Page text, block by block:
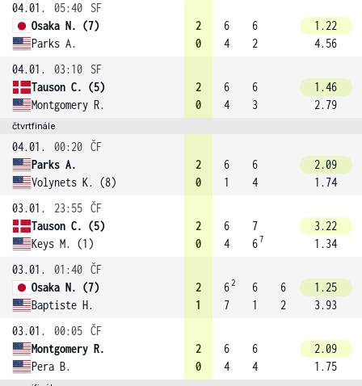
04.01. 05:40
SF
Osaka N. (7)
Parks A.
2
0
6
4
6
2
1.22
4.56
04.01.
03:10
SF
Tauson C. (5)
Montgomery R.
2
0
6
4
6
3
1.46
2.79
čtvrtfinále
04.01. 00:20 ČF
Parks A.
Volynets K. (8)
2
0
6
1
6
4
2.09
1.74
03.01.
23:55 ČF
Tauson C. (5)
Keys M. (1)
2
0
6
4
7
67
3.22
1.34
03.01.
01:40 ČF
Osaka N. (7)
Baptiste H.
2
1
62
7
6
1
6
2
1.25
3.93
03.01.
00:05 ČF
Montgomery R.
Pera B.
2
0
6
4
6
4
2.09
1.75